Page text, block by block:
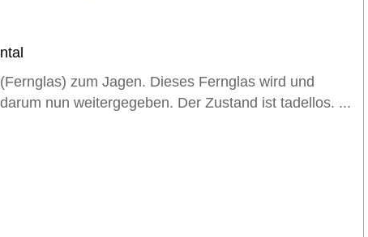
zum Jagen. Dieses Fernglas wird und
nun weitergegeben. Der Zustand ist tadellos. ...